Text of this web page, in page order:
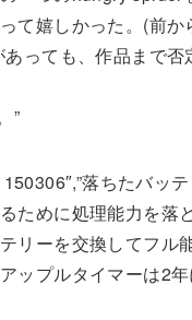
て嬉しかった。(前か
っても、作品まで否
”
落ちたバッ
ために処理能力を落
リーを交換してフル
ップルタイマーは2